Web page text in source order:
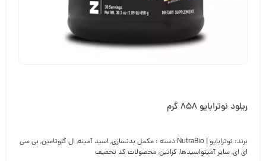
ریلود نوترابایو 858 گرم
برند: نوترابایو | NutraBio دسته : مکمل بدنسازی,اسید آمینه,ال گلوتامین, بی سی
ای ای,سایر آمینواسیدها,کراتین,محصولات کد تخفیف